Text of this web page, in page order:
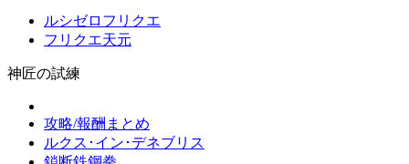
ルシゼロフリクエ
フリクエ天元
神匠の試練
攻略/報酬まとめ
ルクス･イン･デネブリス